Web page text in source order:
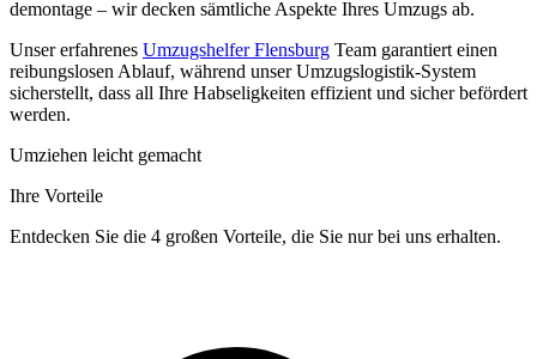
demontage – wir decken sämtliche Aspekte Ihres Umzugs ab.
Unser erfahrenes Umzugshelfer Flensburg Team garantiert einen
reibungslosen Ablauf, während unser Umzugslogistik-System
sicherstellt, dass all Ihre Habseligkeiten effizient und sicher befördert
werden.
Umziehen leicht gemacht
Ihre Vorteile
Entdecken Sie die 4 großen Vorteile, die Sie nur bei uns erhalten.